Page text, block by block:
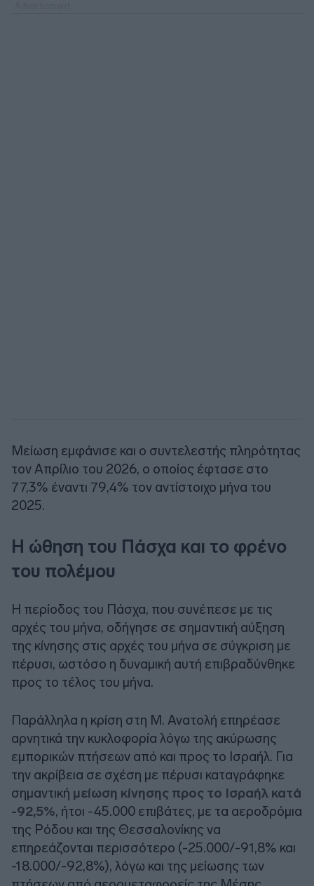
Μείωση εμφάνισε και ο συντελεστής πληρότητας
τον Απρίλιο του 2026, ο οποίος έφτασε στο
77,3% έναντι 79,4% τον αντίστοιχο μήνα του
2025.
Η ώθηση του Πάσχα και το φρένο
του πολέμου
Η περίοδος του Πάσχα, που συνέπεσε με τις
αρχές του μήνα, οδήγησε σε σημαντική αύξηση
της κίνησης στις αρχές του μήνα σε σύγκριση με
πέρυσι, ωστόσο η δυναμική αυτή επιβραδύνθηκε
προς το τέλος του μήνα.
Παράλληλα η κρίση στη Μ. Ανατολή επηρέασε
αρνητικά την κυκλοφορία λόγω της ακύρωσης
εμπορικών πτήσεων από και προς το Ισραήλ. Για
την ακρίβεια σε σχέση με πέρυσι καταγράφηκε
σημαντική μείωση κίνησης προς το Ισραήλ κατά
-92,5%, ήτοι -45.000 επιβάτες, με τα αεροδρόμια
της Ρόδου και της Θεσσαλονίκης να
επηρεάζονται περισσότερο (-25.000/-91,8% και
-18.000/-92,8%), λόγω και της μείωσης των